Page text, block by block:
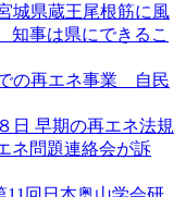
城県蔵王尾根筋に風
知事は県にできるこ
の再エネ事業 自民
日 早期の再エネ法規
ネ問題連絡会が訴